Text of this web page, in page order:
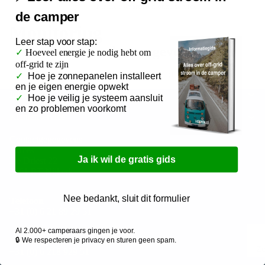
Advies op
LiFePO4
Klanten waarderen onze service
Monitoring
Geen producten gevonden.
Probeer minder filters te gebruiken of wis alle filters
Informatie
Klantenservice
Adres
3861 RT Nijkerk
Whatsapp met ons
de camper
Leer stap voor stap:
✓ Hoeveel energie je nodig hebt om
off-grid te zijn
✓ Hoe je zonnepanelen installeert
en je eigen energie opwekt
✓
Hoe je veilig je systeem aansluit
en zo problemen voorkomt
Ja ik wil de gratis gids
Nee bedankt, sluit dit formulier
Al 2.000+ camperaars gingen je voor.
🔒 We respecteren je privacy en sturen geen spam.